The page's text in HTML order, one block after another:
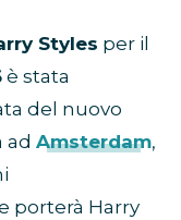
Styles per il
è stata
del nuovo
ad Amsterdam,
porterà Harry